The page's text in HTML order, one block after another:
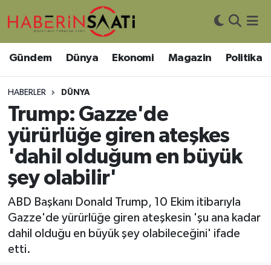
Gündem Dünya Ekonomi Magazin Politika
HABERLER DÜNYA
Trump: Gazze'de
yürürlüğe giren ateşkes
'dahil olduğum en büyük
şey olabilir'
ABD Başkanı Donald Trump, 10 Ekim itibarıyla
Gazze'de yürürlüğe giren ateşkesin 'şu ana kadar
dahil olduğu en büyük şey olabileceğini' ifade
etti.
Asayiş
Bilim ve Teknoloji
DIŞ HABER
Dünya
Eğitim
Ekonomi
Nöbetçi Eczaneler
Hava Durumu
Trafik Durumu
Süper Lig Puan Durumu ve Fikstür
Tüm Manşetler
Son Dakika Haberleri
Haber Arşivi